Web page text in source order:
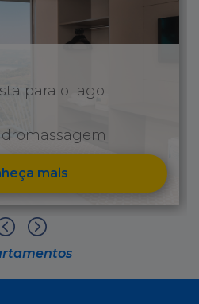
para o lago
mais